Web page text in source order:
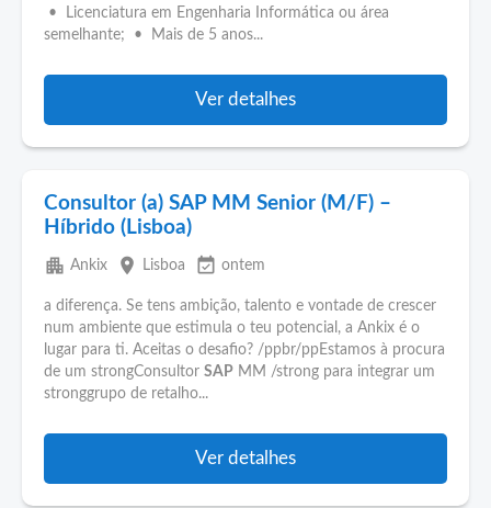
• Licenciatura em Engenharia Informática ou área
semelhante; • Mais de 5 anos...
Ver detalhes
Consultor (a) SAP MM Senior (M/F) –
Híbrido (Lisboa)
apartment Ankix place Lisboa event_available ontem
a diferença. Se tens ambição, talento e vontade de crescer
num ambiente que estimula o teu potencial, a Ankix é o
lugar para ti. Aceitas o desafio? /ppbr/ppEstamos à procura
de um strongConsultor SAP MM /strong para integrar um
stronggrupo de retalho...
Ver detalhes